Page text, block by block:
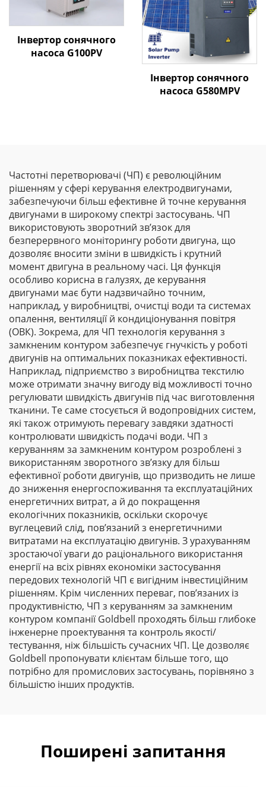
Інвертор сонячного
насоса G100PV
Інвертор сонячного
насоса G580MPV
Частотні перетворювачі (ЧП) є революційним
рішенням у сфері керування електродвигунами,
забезпечуючи більш ефективне й точне керування
двигунами в широкому спектрі застосувань. ЧП
використовують зворотний зв’язок для
безперервного моніторингу роботи двигуна, що
дозволяє вносити зміни в швидкість і крутний
момент двигуна в реальному часі. Ця функція
особливо корисна в галузях, де керування
двигунами має бути надзвичайно точним,
наприклад, у виробництві, очистці води та системах
опалення, вентиляції й кондиціонування повітря
(ОВК). Зокрема, для ЧП технологія керування з
замкненим контуром забезпечує гнучкість у роботі
двигунів на оптимальних показниках ефективності.
Наприклад, підприємство з виробництва текстилю
може отримати значну вигоду від можливості точно
регулювати швидкість двигунів під час виготовлення
тканини. Те саме стосується й водопровідних систем,
які також отримують перевагу завдяки здатності
контролювати швидкість подачі води. ЧП з
керуванням за замкненим контуром розроблені з
використанням зворотного зв’язку для більш
ефективної роботи двигунів, що призводить не лише
до зниження енергоспоживання та експлуатаційних
енергетичних витрат, а й до покращення
екологічних показників, оскільки скорочує
вуглецевий слід, пов’язаний з енергетичними
витратами на експлуатацію двигунів. З урахуванням
зростаючої уваги до раціонального використання
енергії на всіх рівнях економіки застосування
передових технологій ЧП є вигідним інвестиційним
рішенням. Крім численних переваг, пов’язаних із
продуктивністю, ЧП з керуванням за замкненим
контуром компанії Goldbell проходять більш глибоке
інженерне проектування та контроль якості/
тестування, ніж більшість сучасних ЧП. Це дозволяє
Goldbell пропонувати клієнтам більше того, що
потрібно для промислових застосувань, порівняно з
більшістю інших продуктів.
Поширені запитання